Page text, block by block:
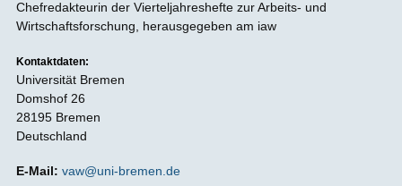
Chefredakteurin der Vierteljahreshefte zur Arbeits- und
Wirtschaftsforschung, herausgegeben am iaw
Kontaktdaten:
Universität Bremen
Domshof 26
28195 Bremen
Deutschland
E-Mail: vaw@uni-bremen.de